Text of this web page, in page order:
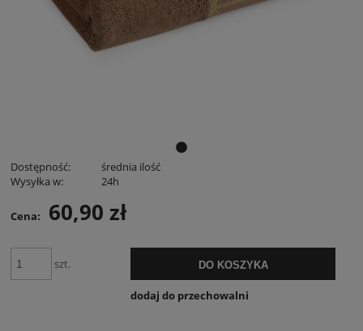
Dostępność:
średnia ilość
Wysyłka w:
24h
Cena: 60,90 zł
szt. DO KOSZYKA
dodaj do przechowalni